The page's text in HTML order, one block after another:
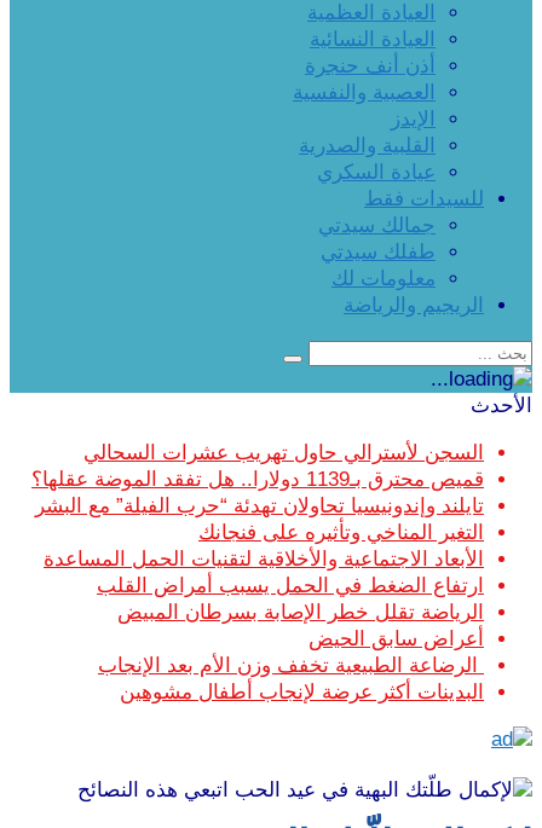
العيادة العظمية
العيادة النسائية
أذن أنف حنجرة
العصبية والنفسية
الإيدز
القلبية والصدرية
عيادة السكري
للسيدات فقط
جمالك سيدتي
طفلك سيدتي
معلومات لك
الريجيم والرياضة
الأحدث
السجن لأسترالي حاول تهريب عشرات السحالي
قميص محترق بـ1139 دولارا.. هل تفقد الموضة عقلها؟
تايلند وإندونيسيا تحاولان تهدئة “حرب الفيلة” مع البشر
التغير المناخي وتأثيره على فنجانك
الأبعاد الاجتماعية والأخلاقية لتقنيات الحمل المساعدة
ارتفاع الضغط في الحمل يسبب أمراض القلب
الرياضة تقلل خطر الإصابة بسرطان المبيض
أعراض سابق الحيض
الرضاعة الطبيعية تخفف وزن الأم بعد الإنجاب
البدينات أكثر عرضة لإنجاب أطفال مشوهين